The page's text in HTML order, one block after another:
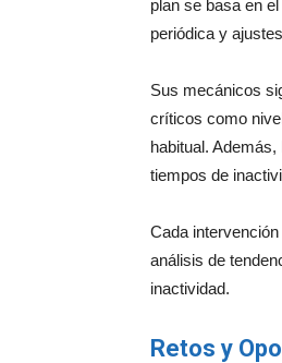
plan se basa en
periódica y
Sus mecánicos
críticos como
habitual.
tiempos de
Cada
análisis de
inactividad.
Retos y